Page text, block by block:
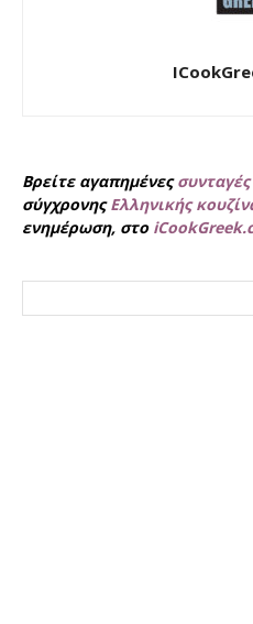
Βρείτε αγαπημένεςσυνταγές
σύγχρονηςΕλληνικής
ενημέρωση, στο